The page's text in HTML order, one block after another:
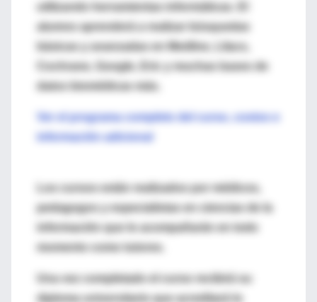
utilizando herramientas informáticas. El
alumno aprenderá a realizar búsquedas
básicas y avanzadas en Medline, Lilacs,
Cochrane, Google, Eric y muchas bases de
datos biomédicas más.
Ver el programa completo del curso, costos e
información adicional
Los cursos están realizados por médicos,
pedagogos y especialistas en ciencias de la
información que lo acompañarán en todo
momento como tutores.
Una vez completado el curso recibirá su
diploma universitario que acreditará lo